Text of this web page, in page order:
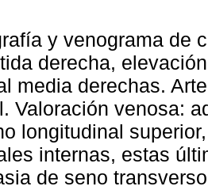
y venograma de
derecha,
media derechas.
Valoración venosa:
longitudinal
internas, estas
de seno